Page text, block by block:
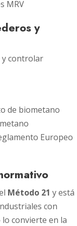
MRV
y
y controlar
de biometano
Europeo
Método 21 y está
con
lo convierte en la